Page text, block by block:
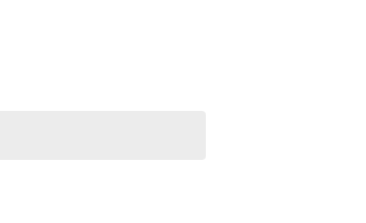
Vape Wholesale